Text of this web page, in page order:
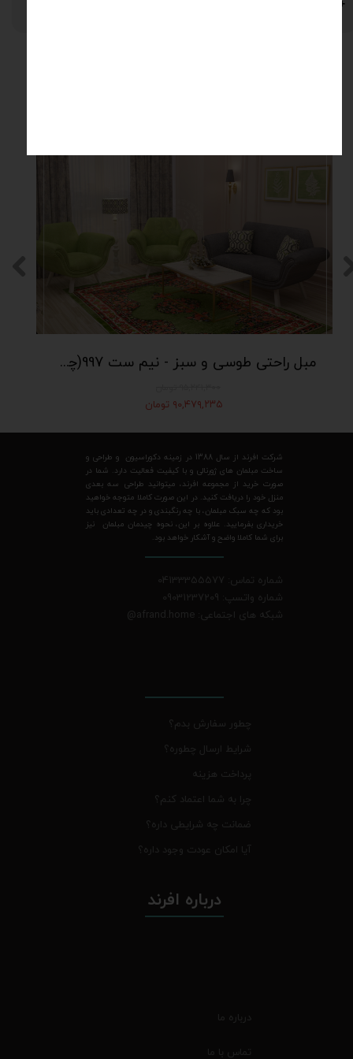
مبل راحتی طوسی و سبز - نیم ست 997(چهار نفره - شامل دو مبل تک نفره و یک مبل دو نفره)
۹۰,۴۷۹,۲۳۵ تومان
شرکت افرند از سال 1388 در زمینه دکوراسیون و طراحی و
ساخت مبلمان های ژورنالی و با کیفیت فعالیت دارد. شما در
صورت خرید از مجموعه افرند، میتوانید طراحی سه بعدی
منزل خود را دریافت کنید. در این صورت کاملا متوجه خواهید
بود که چه سبک مبلمان، با چه رنگبندی و در چه تعدادی باید
خریداری بفرمایید. علاوه بر این، نحوه چیدمان مبلمان نیز
برای شما کاملا واضح و آشکار خواهد بود.
شماره تماس: 04133355577
شماره واتسپ: 09031237209
شبکه های اجتماعی: afrand.home
@
چطور سفارش بدم؟
شرایط ارسال چطوره؟
پرداخت هزینه
چرا به شما اعتماد کنم؟
ضمانت چه شرایطی داره؟
آیا امکان عودت وجود داره؟
درباره افرند
درباره ما
تماس با ما